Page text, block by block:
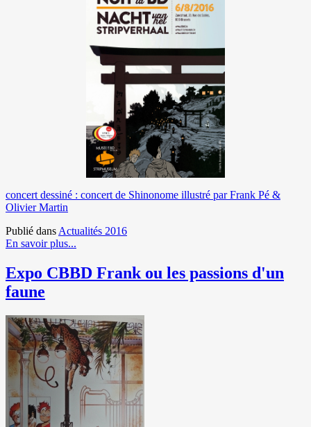
concert dessiné : concert de Shinonome illustré par Frank Pé &
Olivier Martin
Publié dans Actualités 2016
En savoir plus...
Expo CBBD Frank ou les passions d'un
faune